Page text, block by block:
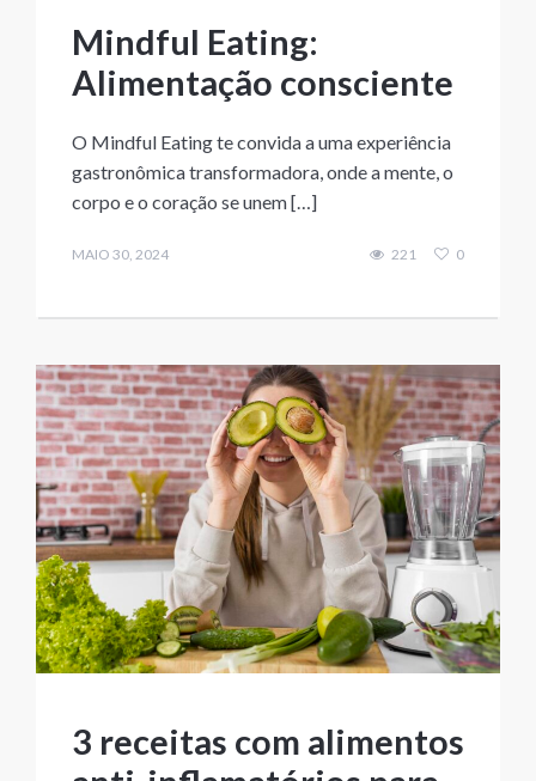
Mindful Eating:
Alimentação consciente
O Mindful Eating te convida a uma experiência
gastronômica transformadora, onde a mente, o
corpo e o coração se unem […]
MAIO 30, 2024 221 0
3 receitas com alimentos